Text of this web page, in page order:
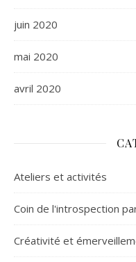
juin 2020
mai 2020
avril 2020
Ateliers et activités
Coin de l'introspection
Créativité et